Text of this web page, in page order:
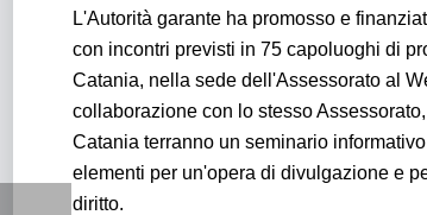
L'Autorità garante ha promosso e
con incontri previsti in 75 capoluoghi di
Catania, nella sede dell'Assessorato al
collaborazione con lo stesso
Catania terranno un seminario
elementi per un'opera di divulgazione e
diritto.